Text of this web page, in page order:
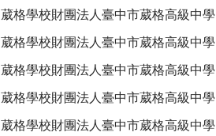
葳格學校財團法人臺中市葳格高級中學
葳格學校財團法人臺中市葳格高級中學
葳格學校財團法人臺中市葳格高級中學
葳格學校財團法人臺中市葳格高級中學
葳格學校財團法人臺中市葳格高級中學